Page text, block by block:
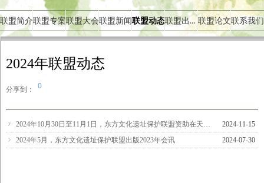
联盟简介联盟专案联盟大会联盟新闻联盟动态 联盟出版物 联盟论文联系我们
2024年联盟动态
分享到： 0
2024-11-15
ꁇ
2024年10月30日至11月1日，东方文化遗址保护联盟资助在天津举办文化景观专题论坛
2024-07-30
ꁇ 2024年5月，东方文化遗址保护联盟出版2023年会讯